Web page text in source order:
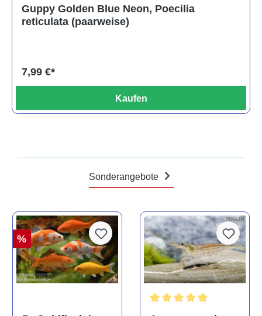
Guppy Golden Blue Neon, Poecilia
reticulata (paarweise)
7,99 €*
Kaufen
Sonderangebote
%